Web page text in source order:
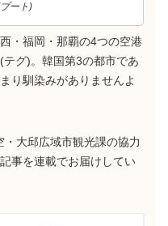
ート)
・福岡・那覇の4つの空港
グ)。韓国第3の都市であ
り馴染みがありませんよ
大邱広域市観光課の協力
事を連載でお届けしてい